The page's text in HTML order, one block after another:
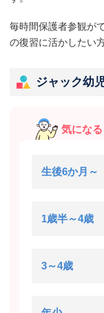
毎時間保護者参観が
の復習に活かしたい
ジャック幼
気にな
生後6か月～
1歳半～4歳
3～4歳